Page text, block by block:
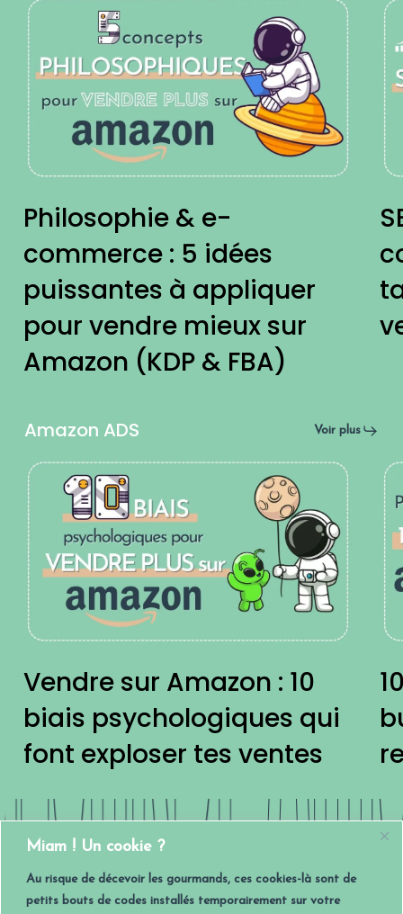
Miam ! Un cookie ?
Au risque de décevoir les gourmands, ces cookies-là sont de
petits bouts de codes installés temporairement sur votre
(KDP
&
FBA)
&
Philosophie
&
e-
commerce
5
idées
appliquer
pour
vendre
sur
Amazon
(KDP
&
FBA)
Philosophie & e-
commerce : 5 idées
puissantes à appliquer
pour vendre mieux sur
Amazon (KDP & FBA)
le
et
&
Amazon ADS Voir plus
Vendre
sur
Amazon
10
biais
psychologiques
exploser
tes
Vendre sur Amazon : 10
biais psychologiques qui
font exploser tes ventes
10
un